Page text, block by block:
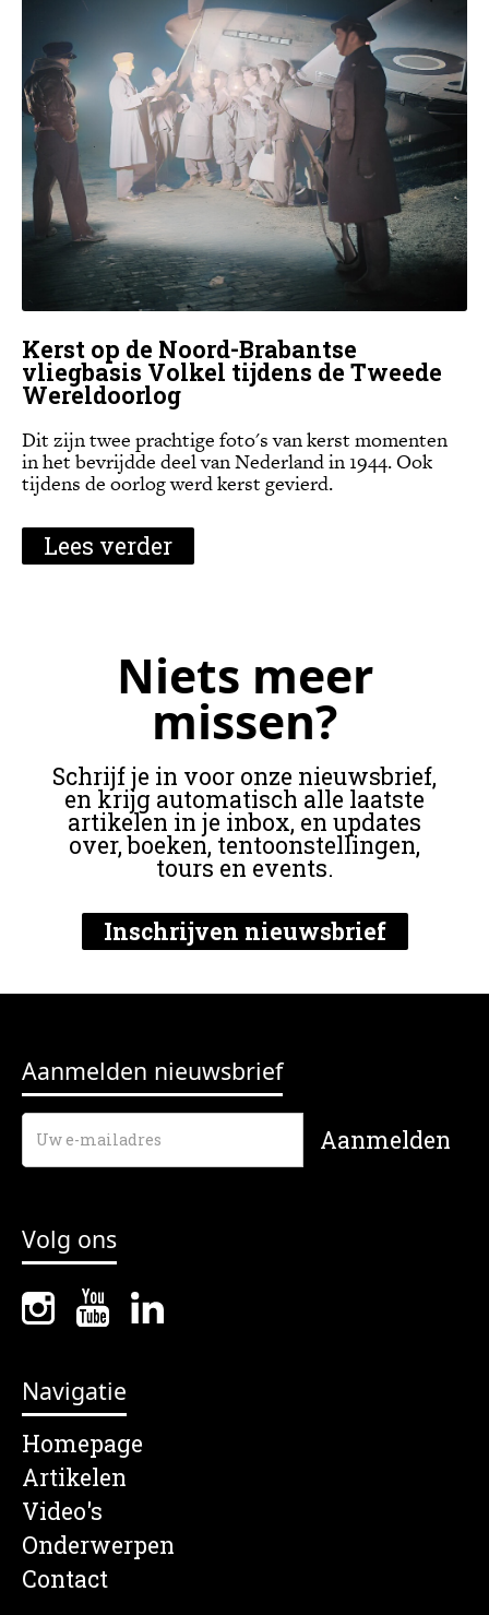
Kerst op de Noord-Brabantse
vliegbasis Volkel tijdens de Tweede
Wereldoorlog
Dit zijn twee prachtige foto's van kerst momenten
in het bevrijdde deel van Nederland in 1944. Ook
tijdens de oorlog werd kerst gevierd.
Lees verder
Niets meer
missen?
Schrijf je in voor onze nieuwsbrief,
en krijg automatisch alle laatste
artikelen in je inbox, en updates
over, boeken, tentoonstellingen,
tours en events.
Inschrijven nieuwsbrief
Aanmelden nieuwsbrief
Volg ons
Navigatie
Homepage
Artikelen
Video's
Onderwerpen
Contact